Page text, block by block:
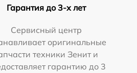
Гарантия до 3-х лет
Сервисный центр
оригинальные
техники Зенит и
гарантию до 3